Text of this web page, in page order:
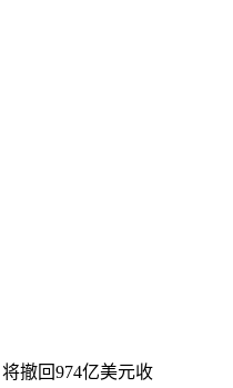
撤回974亿美元收